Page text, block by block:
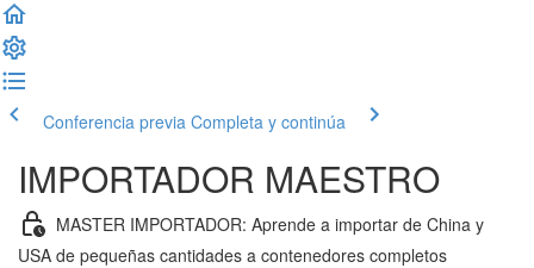
Conferencia previa Completa y continúa
IMPORTADOR MAESTRO
MASTER IMPORTADOR: Aprende a importar de China y
USA de pequeñas cantidades a contenedores completos